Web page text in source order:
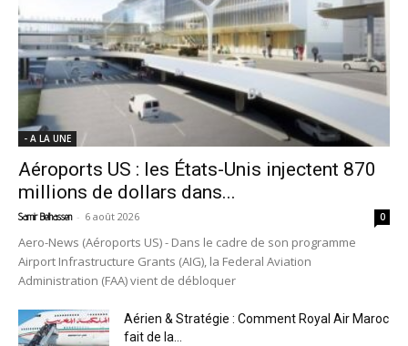
- A LA UNE
Aéroports US : les États-Unis injectent 870
millions de dollars dans...
Samir Belhassen - 6 août 2026 0
Aero-News (Aéroports US) - Dans le cadre de son programme
Airport Infrastructure Grants (AIG), la Federal Aviation
Administration (FAA) vient de débloquer
Aérien & Stratégie : Comment Royal Air Maroc
fait de la...